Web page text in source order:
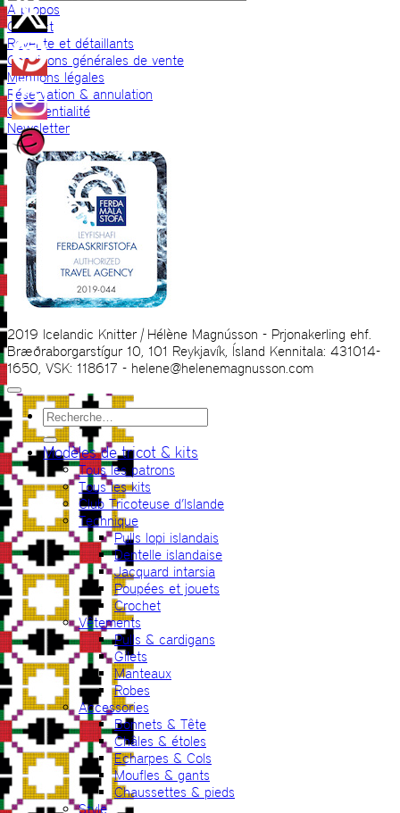
A propos
Contact
Revente et détaillants
Conditions générales de vente
Mentions légales
Réservation & annulation
Confidentialité
Newsletter
2019 Icelandic Knitter | Hélène Magnússon - Prjonakerling ehf.
Bræðraborgarstígur 10, 101 Reykjavík, Ísland Kennitala: 431014-
1650, VSK: 118617 - helene@helenemagnusson.com
Recherche
pour :
Modèles de tricot & kits
Tous les patrons
Tous les kits
Club Tricoteuse d’Islande
Technique
Pulls lopi islandais
Dentelle islandaise
Jacquard intarsia
Poupées et jouets
Crochet
Vêtements
Pulls & cardigans
Gilets
Manteaux
Robes
Accessories
Bonnets & Tête
Châles & étoles
Echarpes & Cols
Moufles & gants
Chaussettes & pieds
Style